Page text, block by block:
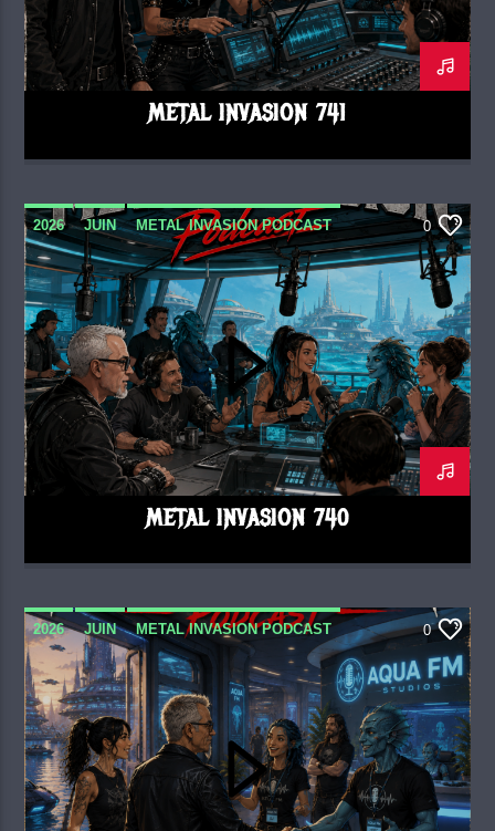
METAL INVASION 741
2026 JUIN METAL INVASION PODCAST 0
METAL INVASION 740
2026 JUIN METAL INVASION PODCAST 0